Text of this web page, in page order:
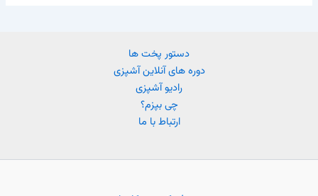
دستور پخت ها
دوره های آنلاین آشپزی
رادیو آشپزی
چی بپزم؟
ارتباط با ما